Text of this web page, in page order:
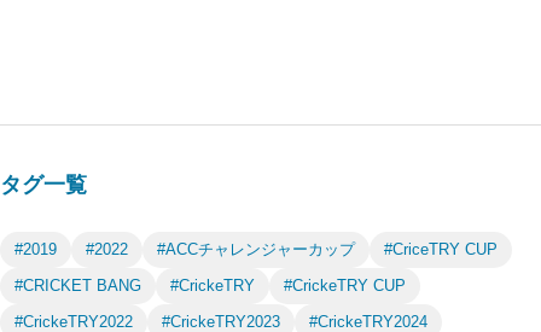
タグ一覧
#2019 #2022 #ACCチャレンジャーカップ
#CriceTRY CUP
#CRICKET BANG
#CrickeTRY
#CrickeTRY CUP
#CrickeTRY2022
#CrickeTRY2023
#CrickeTRY2024